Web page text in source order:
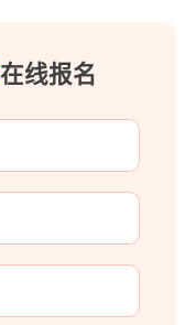
在线报名